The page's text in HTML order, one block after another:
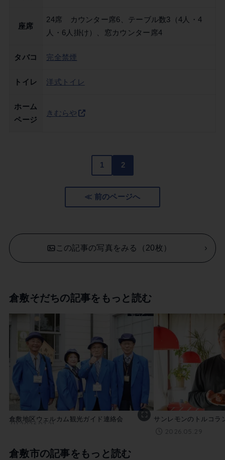
座席
24席 カウンター席6、テーブル数3（4人・4
人・6人掛け）、窓カウンター席4
タバコ 完全禁煙
トイレ 洋式トイレ
ホーム
ページ
きむらや
1 2
≪ 前のページへ
この記事の写真をみる（20枚）
倉敷そだちの記事をもっと読む
知っとこ
倉敷地区ウェルカム観光ガイド連絡会
2026.07.21
サンレモンのトルコラ
2026.05.29
倉敷市の記事をもっと読む